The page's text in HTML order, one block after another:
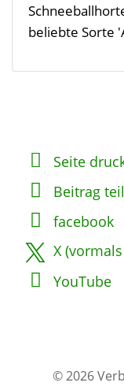
beliebte Sorte
Seite
Beitrag
facebook
X
YouTube
© 2026